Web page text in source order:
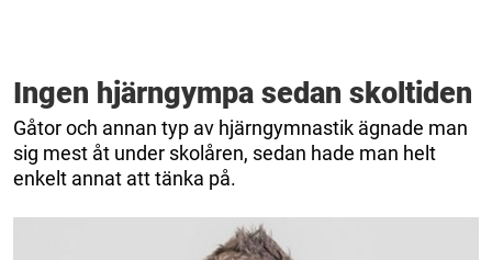
Ingen hjärngympa sedan skoltiden
Gåtor och annan typ av hjärngymnastik ägnade man
sig mest åt under skolåren, sedan hade man helt
enkelt annat att tänka på.